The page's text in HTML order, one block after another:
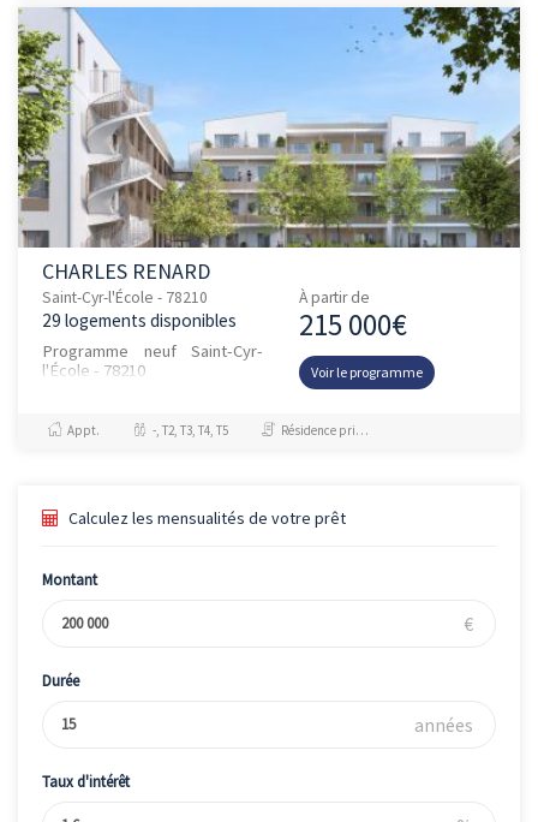
CHARLES RENARD
Saint-Cyr-l'École - 78210
29 logements disponibles
Programme neuf Saint-Cyr-
l'École - 78210
À partir de
215 000€
Voir le programme
Appt. -, T2, T3, T4, T5 Résidence principale / PTZ, Investissement et Défiscalisation
Calculez les mensualités de votre prêt
Montant
€
Durée
années
Taux d'intérêt